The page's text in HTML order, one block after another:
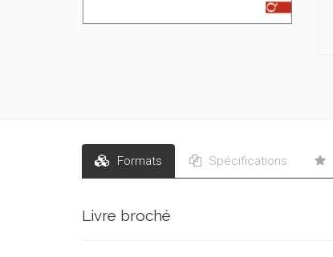
Formats Spécifications
Livre broché